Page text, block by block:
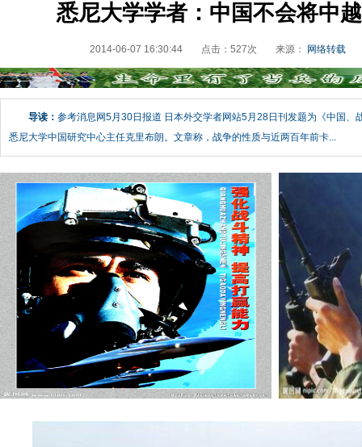
悉尼大学学者：中国不会将中
2014-06-07 16:30:44 点击：527次 来源： 网络转载
导读： 参考消息网5月30日报道 日本外交学者网站5月28日刊发题为《中国、
悉尼大学中国研究中心主任克里布朗。文章称，战争的性质与近两百年前卡...